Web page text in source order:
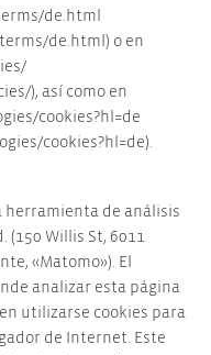
de.html
de.html) o en
), así como en
cookies?hl=de
cookies?hl=de).
herramienta de análisis
(150 Willis St, 6011
«Matomo»). El
analizar esta página
utilizarse cookies para
de Internet. Este